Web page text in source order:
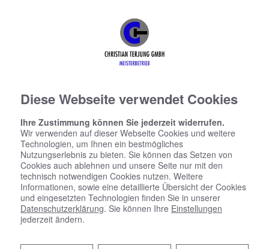
Diese Webseite verwendet Cookies
Ihre Zustimmung können Sie jederzeit widerrufen.
Wir verwenden auf dieser Webseite Cookies und weitere
Technologien, um Ihnen ein bestmögliches
Nutzungserlebnis zu bieten. Sie können das Setzen von
Cookies auch ablehnen und unsere Seite nur mit den
technisch notwendigen Cookies nutzen. Weitere
Informationen, sowie eine detaillierte Übersicht der Cookies
und eingesetzten Technologien finden Sie in unserer
Datenschutzerklärung. Sie können Ihre Einstellungen
jederzeit ändern.